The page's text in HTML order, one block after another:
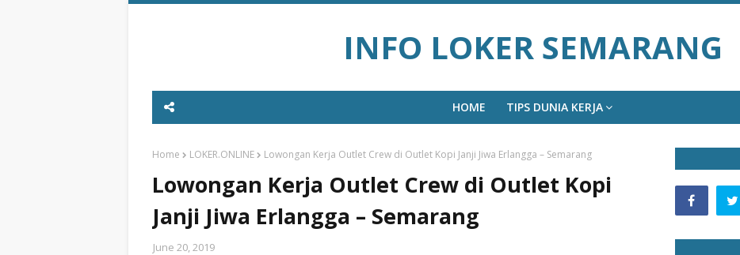
INFO LOKER SEMARANG
HOME TIPS DUNIA KERJA
Home LOKER.ONLINE Lowongan Kerja Outlet Crew di Outlet Kopi Janji Jiwa Erlangga – Semarang
Lowongan Kerja Outlet Crew di Outlet Kopi
Janji Jiwa Erlangga – Semarang
June 20, 2019